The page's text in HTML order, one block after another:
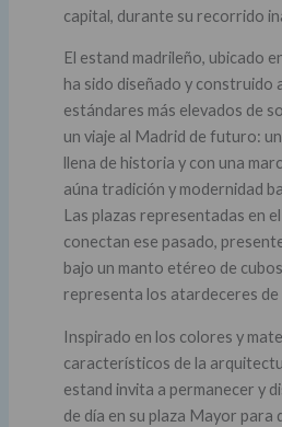
capital, durante su recorrido
El estand madrileño, ubicado
ha sido diseñado y construido
estándares más elevados de
un viaje al Madrid de futuro:
llena de historia y con una
aúna tradición y modernidad
Las plazas representadas en
conectan ese pasado,
bajo un manto etéreo de
representa los atardeceres de
Inspirado en los colores y
característicos de la
estand invita a permanecer y
de día en su plaza Mayor para